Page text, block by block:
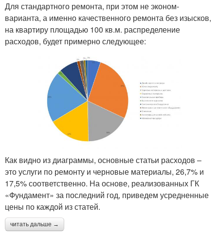
Для стандартного ремонта, при этом не эконом-
варианта, а именно качественного ремонта без изысков,
на квартиру площадью 100 кв.м. распределение
расходов, будет примерно следующее:
Как видно из диаграммы, основные статьи расходов –
это услуги по ремонту и черновые материалы, 26,7% и
17,5% соответственно. На основе, реализованных ГК
«Фундамент» за последний год, приведем усредненные
цены по каждой из статей.
читать дальше →